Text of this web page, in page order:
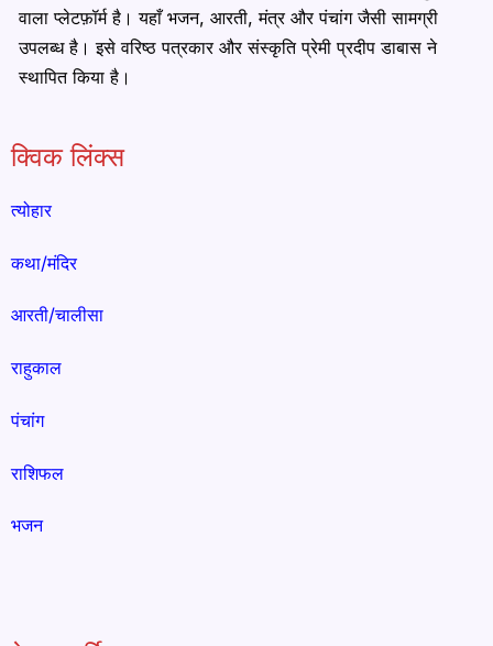
वाला प्लेटफ़ॉर्म है। यहाँ भजन, आरती, मंत्र और पंचांग जैसी सामग्री
उपलब्ध है। इसे वरिष्ठ पत्रकार और संस्कृति प्रेमी प्रदीप डाबास ने
स्थापित किया है।
क्विक लिंक्स
त्योहार
कथा/मंदिर
आरती/चालीसा
राहुकाल
पंचांग
राशिफल
भजन